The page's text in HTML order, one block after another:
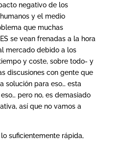
negativo de los
y el medio
que muchas
se vean frenadas a la hora
mercado debido a los
y coste, sobre todo- y
discusiones con gente que
solución para eso… esta
pero no, es demasiado
así que no vamos a
suficientemente rápida,